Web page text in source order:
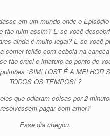
em um mundo onde o
tão ruim assim? E se você
ainda é muito legal? E se você
comer feijão com cebola na
tão cruel e imaturo ao ponto de
“SIM! LOST É A MELHOR
TODOS OS TEMPOS!”?
que odiaram coisas por 2
resolvessem pagar com amor?
Esse dia chegou.